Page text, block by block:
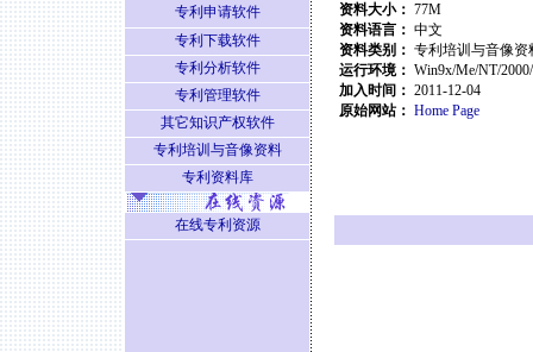
资料大小： 77M
资料语言： 中文
资料类别： 专利培训与音像资
运行环境： Win9x/Me/NT/
加入时间： 2011-12-04
原始网站： Home Page
专利申请软件
专利下载软件
专利分析软件
专利管理软件
其它知识产权软件
专利培训与音像资料
专利资料库
在线专利资源